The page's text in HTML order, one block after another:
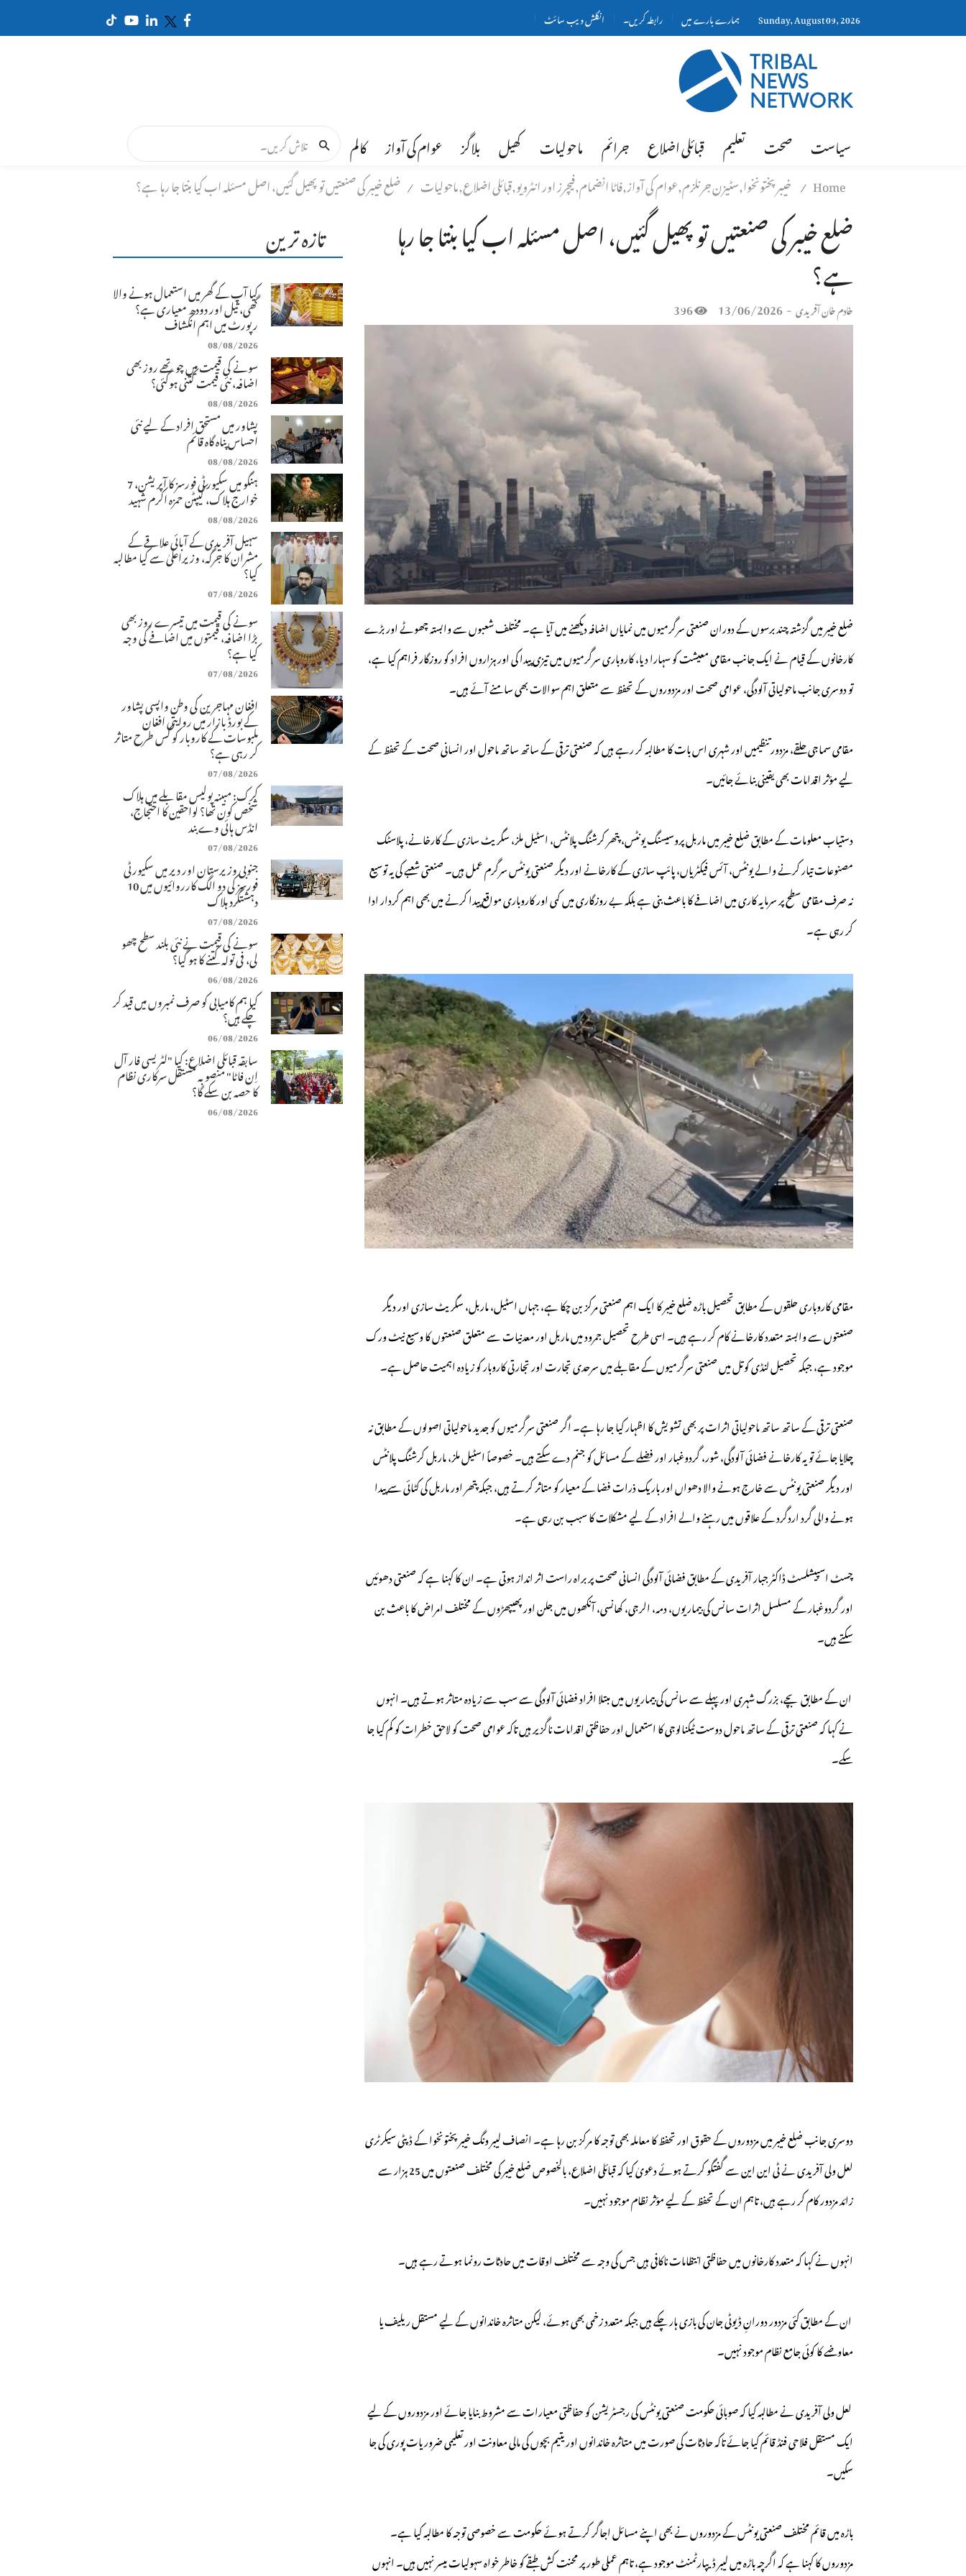
Sunday, August 09, 2026 ہمارے بارے میں رابطہ کریں۔ انگلش ویب سائٹ
سیاست صحت تعلیم قبائلی اضلاع جرائم ماحولیات کھیل بلاگز عوام کی آواز کالم
ضلع خیبر کی صنعتیں تو پھیل گئیں، اصل مسئلہ اب کیا بنتا جا رہا ہے؟ Home
/ خیبر پختونخوا,سٹیزن جرنلزم,عوام کی آواز,فاٹا انضمام,فیچرز اور انٹرویو,قبائلی اضلاع,ماحولیات /
ضلع خیبر کی صنعتیں تو پھیل گئیں، اصل مسئلہ اب کیا بنتا جا رہا
ہے؟
خادم خان آفریدی -
13/06/2026
ضلع خیبر میں گزشتہ چند برسوں کے دوران صنعتی سرگرمیوں میں نمایاں اضافہ دیکھنے میں آیا ہے۔ مختلف شعبوں سے وابستہ چھوٹے اور بڑے
کارخانوں کے قیام نے ایک جانب مقامی معیشت کو سہارا دیا، کاروباری سرگرمیوں میں تیزی پیدا کی اور ہزاروں افراد کو روزگار فراہم کیا ہے،
تو دوسری جانب ماحولیاتی آلودگی، عوامی صحت اور مزدوروں کے تحفظ سے متعلق اہم سوالات بھی سامنے آئے ہیں۔
مقامی سماجی حلقے، مزدور تنظیمیں اور شہری اس بات کا مطالبہ کر رہے ہیں کہ صنعتی ترقی کے ساتھ ساتھ ماحول اور انسانی صحت کے تحفظ کے
لیے مؤثر اقدامات بھی یقینی بنائے جائیں۔
دستیاب معلومات کے مطابق ضلع خیبر میں ماربل پروسیسنگ یونٹس، پتھر کرشنگ پلانٹس، اسٹیل ملز، سگریٹ سازی کے کارخانے، پلاسٹک
مصنوعات تیار کرنے والے یونٹس، آئس فیکٹریاں، پائپ سازی کے کارخانے اور دیگر صنعتی یونٹس سرگرم عمل ہیں۔ صنعتی شعبے کی یہ توسیع
نہ صرف مقامی سطح پر سرمایہ کاری میں اضافے کا باعث بنی ہے بلکہ بے روزگاری میں کمی اور کاروباری مواقع پیدا کرنے میں بھی اہم کردار ادا
کر رہی ہے۔
مقامی کاروباری حلقوں کے مطابق تحصیل باڑہ ضلع خیبر کا ایک اہم صنعتی مرکز بن چکا ہے، جہاں اسٹیل، ماربل، سگریٹ سازی اور دیگر
صنعتوں سے وابستہ متعدد کارخانے کام کر رہے ہیں۔ اسی طرح تحصیل جمرود میں ماربل اور معدنیات سے متعلق صنعتوں کا وسیع نیٹ ورک
موجود ہے، جبکہ تحصیل لنڈی کوتل میں صنعتی سرگرمیوں کے مقابلے میں سرحدی تجارت اور تجارتی کاروبار کو زیادہ اہمیت حاصل ہے۔
صنعتی ترقی کے ساتھ ساتھ ماحولیاتی اثرات پر بھی تشویش کا اظہار کیا جا رہا ہے۔ اگر صنعتی سرگرمیوں کو جدید ماحولیاتی اصولوں کے مطابق نہ
چلایا جائے تو یہ کارخانے فضائی آلودگی، شور، گردوغبار اور فضلے کے مسائل کو جنم دے سکتے ہیں۔ خصوصاً اسٹیل ملز، ماربل کرشنگ پلانٹس
اور دیگر صنعتی یونٹس سے خارج ہونے والا دھواں اور باریک ذرات فضا کے معیار کو متاثر کرتے ہیں، جبکہ پتھر اور ماربل کی کٹائی سے پیدا
ہونے والی گرد اردگرد کے علاقوں میں رہنے والے افراد کے لیے مشکلات کا سبب بن رہی ہے۔
چسٹ اسپیشلسٹ ڈاکٹر جبار آفریدی کے مطابق فضائی آلودگی انسانی صحت پر براہ راست اثر انداز ہوتی ہے۔ ان کا کہنا ہے کہ صنعتی دھوئیں
اور گردوغبار کے مسلسل اثرات سانس کی بیماریوں، دمہ، الرجی، کھانسی، آنکھوں میں جلن اور پھیپھڑوں کے مختلف امراض کا باعث بن
سکتے ہیں۔
ان کے مطابق بچے، بزرگ شہری اور پہلے سے سانس کی بیماریوں میں مبتلا افراد فضائی آلودگی سے سب سے زیادہ متاثر ہوتے ہیں۔ انہوں
نے کہا کہ صنعتی ترقی کے ساتھ ماحول دوست ٹیکنالوجی کا استعمال اور حفاظتی اقدامات ناگزیر ہیں تاکہ عوامی صحت کو لاحق خطرات کو کم کیا جا
سکے۔
دوسری جانب ضلع خیبر میں مزدوروں کے حقوق اور تحفظ کا معاملہ بھی توجہ کا مرکز بن رہا ہے۔ انصاف لیبر ونگ خیبرپختونخوا کے ڈپٹی سیکرٹری
لعل ولی آفریدی نے ٹی این این سے گفتگو کرتے ہوئے دعویٰ کیا کہ قبائلی اضلاع، بالخصوص ضلع خیبر کی مختلف صنعتوں میں 25 ہزار سے
زائد مزدور کام کر رہے ہیں، تاہم ان کے تحفظ کے لیے مؤثر نظام موجود نہیں۔
انہوں نے کہا کہ متعدد کارخانوں میں حفاظتی انتظامات ناکافی ہیں جس کی وجہ سے مختلف اوقات میں حادثات رونما ہوتے رہے ہیں۔
ان کے مطابق کئی مزدور دورانِ ڈیوٹی جان کی بازی ہار چکے ہیں جبکہ متعدد زخمی بھی ہوئے، لیکن متاثرہ خاندانوں کے لیے مستقل ریلیف یا
معاوضے کا کوئی جامع نظام موجود نہیں۔
لعل ولی آفریدی نے مطالبہ کیا کہ صوبائی حکومت صنعتی یونٹس کی رجسٹریشن کو حفاظتی معیارات سے مشروط بنایا جائے اور مزدوروں کے لیے
ایک مستقل فلاحی فنڈ قائم کیا جائے تاکہ حادثات کی صورت میں متاثرہ خاندانوں اور یتیم بچوں کی مالی معاونت اور تعلیمی ضروریات پوری کی جا
سکیں۔
باڑہ میں قائم مختلف صنعتی یونٹس کے مزدوروں نے بھی اپنے مسائل اجاگر کرتے ہوئے حکومت سے خصوصی توجہ کا مطالبہ کیا ہے۔
مزدوروں کا کہنا ہے کہ اگرچہ باڑہ میں لیبر ڈیپارٹمنٹ موجود ہے، تاہم عملی طور پر محنت کش طبقے کو خاطر خواہ سہولیات میسر نہیں ہیں۔ انہوں
تازہ ترین
کیا آپ کے گھر میں استعمال ہونے والا
گھی، تیل اور دودھ معیاری ہے؟
رپورٹ میں اہم انکشاف
08/08/2026
سونے کی قیمت میں چوتھے روز بھی
اضافہ، نئی قیمت کتنی ہوگئی؟
08/08/2026
پشاور میں مستحق افراد کے لیے نئی
احساس پناہ گاہ قائم
08/08/2026
ہنگو میں سکیورٹی فورسز کا آپریشن، 7
خوارج ہلاک، کیپٹن حمزہ اکرم شہید
08/08/2026
سہیل آفریدی کے آبائی علاقے کے
مشران کا جرگہ، وزیراعلیٰ سے کیا مطالبہ
کیا؟
07/08/2026
سونے کی قیمت میں تیسرے روز بھی
بڑا اضافہ، قیمتوں میں اضافے کی وجہ
کیا ہے؟
07/08/2026
افغان مہاجرین کی وطن واپسی پشاور
کے بورڈ بازار میں روایتی افغان
ملبوسات کے کاروبار کو کس طرح متاثر
کر رہی ہے؟
07/08/2026
کرک: مبینہ پولیس مقابلے میں ہلاک
شخص کون تھا؟ لواحقین کا احتجاج،
انڈس ہائی وے بند
07/08/2026
جنوبی وزیرستان اور دیر میں سکیورٹی
فورسز کی دو الگ کارروائیوں میں 10
دہشتگرد ہلاک
07/08/2026
سونے کی قیمت نے نئی بلند سطح چھو
لی، فی تولہ کتنے کا ہو گیا؟
06/08/2026
کیا ہم کامیابی کو صرف نمبروں میں قید کر
چکے ہیں؟
06/08/2026
سابقہ قبائلی اضلاع: کیا "لٹریسی فار آل
اِن فاٹا" منصوبہ مستقل سرکاری نظام
کا حصہ بن سکے گا؟
06/08/2026